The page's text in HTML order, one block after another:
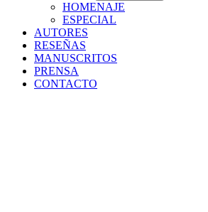
HOMENAJE
ESPECIAL
AUTORES
RESEÑAS
MANUSCRITOS
PRENSA
CONTACTO